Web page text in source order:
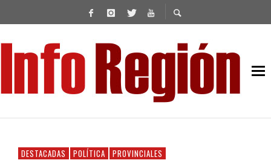
DESTACADAS POLÍTICA PROVINCIALES